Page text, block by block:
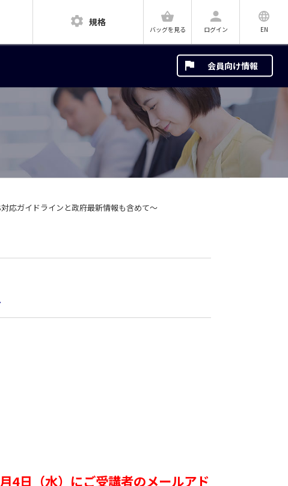
規格
バッグを見る ログイン EN
会員向け情報
応ガイドラインと政府最新情報も含めて～
4日（水）にご受講者のメールアド